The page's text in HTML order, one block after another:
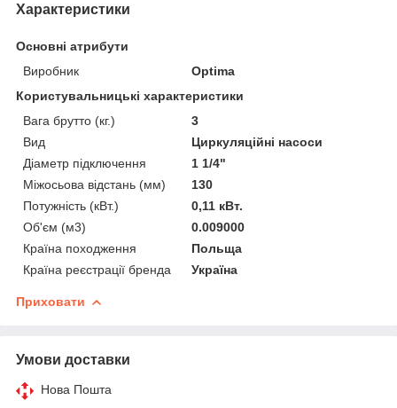
Характеристики
Основні атрибути
Виробник
Optima
Користувальницькі характеристики
Вага брутто (кг.)
3
Вид
Циркуляційні насоси
Діаметр підключення
1 1/4"
Міжосьова відстань (мм)
130
Потужність (кВт.)
0,11 кВт.
Об'єм (м3)
0.009000
Країна походження
Польща
Країна реєстрації бренда
Україна
Приховати
Умови доставки
Нова Пошта